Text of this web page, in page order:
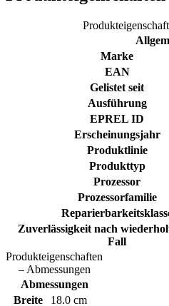
Marke
EAN
Gelistet seit
Ausführung
EPREL ID
Erscheinungsjahr
Produktlinie
Produkttyp
Prozessor
Prozessorfamilie
Zuverlässigkeit nach
Fall
Produkteigenschaften
– Abmessungen
Abmessungen
Breite
18.0 cm